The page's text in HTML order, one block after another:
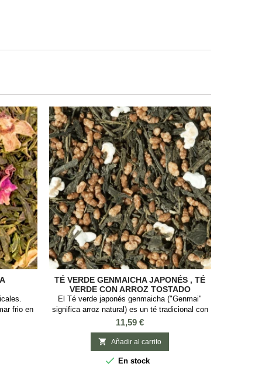
frio en
TÉ VERDE GENMAICHA JAPONÉS , TÉ
VERDE CON ARROZ TOSTADO
El Té verde japonés genmaicha ("Genmai"
significa arroz natural) es un té tradicional con
arroz tostado y inflado lo que le da un
caracteriza por un sabor suave aportado por el
té Bancha y notas ligeramente dulce a nuez y
caramelo. Tiene bajo contenido en cafeína, lo
Precio
11,59 €
 Añadir al carrito
 En stock